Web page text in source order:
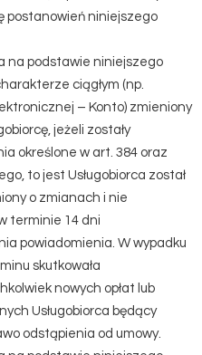
postanowień niniejszego
na podstawie niniejszego
ciągłym (np.
– Konto) zmieniony
jeżeli zostały
określone w art. 384 oraz
to jest Usługobiorca został
o zmianach i nie
terminie 14 dni
powiadomienia. W wypadku
skutkowała
nowych opłat lub
Usługobiorca będący
odstąpienia od umowy.